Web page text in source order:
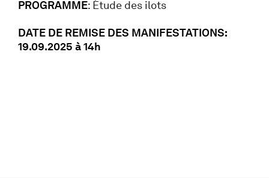
PROGRAMME: Étude des ilots
DATE DE REMISE DES MANIFESTATIONS:
19.09.2025 à 14h